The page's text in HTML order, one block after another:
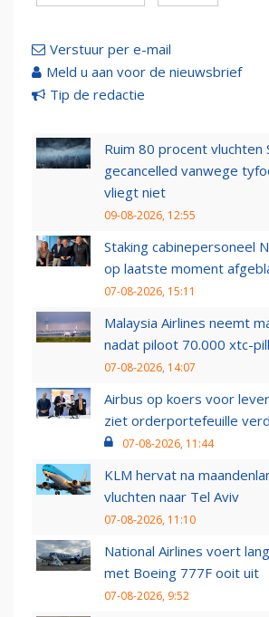
Verstuur per e-mail
Meld u aan voor de nieuwsbrief
Tip de redactie
Ruim 80 procent vluchten
gecancelled vanwege
vliegt niet
09-08-2026, 12:55
Staking cabinepersoneel
op laatste moment
07-08-2026, 15:11
Malaysia Airlines neemt
nadat piloot 70.000 xtc-
07-08-2026, 14:07
Airbus op koers voor
ziet orderportefeuille
07-08-2026, 11:44
KLM hervat na
vluchten naar Tel Aviv
07-08-2026, 11:10
National Airlines voert
met Boeing 777F ooit uit
07-08-2026, 9:52